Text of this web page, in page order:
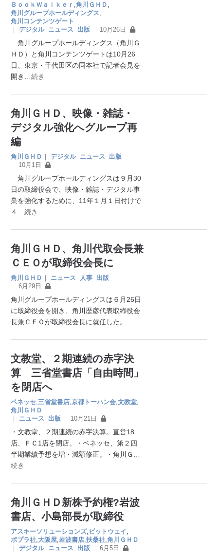
ＢｏｏｋＷａｌｋｅｒ ,角川ＧＨＤ
角川グループホールディングス
角川コンテンツゲート
｜
デジタル ニュース 出版 10月26日
角川グループホールディングス（角川Ｇ
ＨＤ）と角川コンテンツゲートは10月26
日、東京・千代田区の同本社で記者会見を
開き
…続き
角川ＧＨＤ、映像・雑誌・
デジタル強化へグループ再
編
角川ＧＨＤ ｜ デジタル ニュース
出版
10月1日
角川グループホールディングスは９月30
日の取締役会で、映像・雑誌・デジタル事
業を強化するために、11年１月１日付けで
４
…続き
角川ＧＨＤ、角川代取会長兼
ＣＥＯが取締役会長に
角川ＧＨＤ ｜ ニュース 人事 出版
6月29日
角川グループホールディングスは６月26日
に取締役会を開き、角川歴彦代表取締役会
長兼ＣＥＯが取締役会長に就任した。
文教堂、２期連続の赤字決
算 三省堂書店「自由時間」
を閉店へ
ベネッセ 三省堂書店 ,京都トーハン会 ,文教堂
角川ＧＨＤ
｜
ニュース 出版 10月21日
・文教堂、２期連続の赤字決算。直営18
店、ＦＣ1店を閉店。・ベネッセ、第２四
半期業績予想を増・減額修正。・角川Ｇ
続き
角川ＧＨＤ新株予約権?岩波
書店、小島部長が取締役
アスキーソリューションズ, ビットウェイ
ポプラ社 大阪屋 ,岩波書店 ,扶桑社 ,角川ＧＨＤ
｜
デジタル ニュース 出版 6月5日